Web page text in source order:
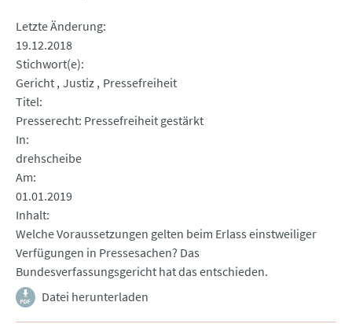
Letzte Änderung
19.12.2018
Stichwort(e)
Gericht Justiz Pressefreiheit
Titel
Presserecht: Pressefreiheit gestärkt
In
drehscheibe
Am
01.01.2019
Inhalt
Welche Voraussetzungen gelten beim Erlass einstweiliger
Verfügungen in Pressesachen? Das
Bundesverfassungsgericht hat das entschieden.
Datei herunterladen